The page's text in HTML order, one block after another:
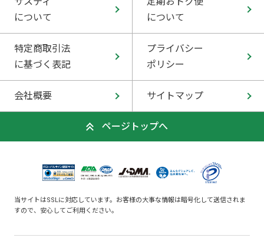
について
について
特定商取引法
に基づく表記
プライバシー
ポリシー
会社概要 サイトマップ
ページトップへ
当サイトはSSLに対応しています。お客様の大事な情報は暗号化して送信されま
すので、安心してご利用ください。